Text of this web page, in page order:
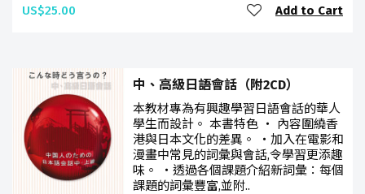
US$25.00 Add to Cart
中、高級日語會話（附2CD）
本教材專為有興趣學習日語會話的華人
學生而設計。 本書特色 ‧ 內容圍繞香
港與日本文化的差異。 ‧加入在電影和
漫畫中常見的詞彙與會話,令學習更添趣
味。 ‧透過各個課題介紹新詞彙：每個
課題的詞彙豐富,並附..